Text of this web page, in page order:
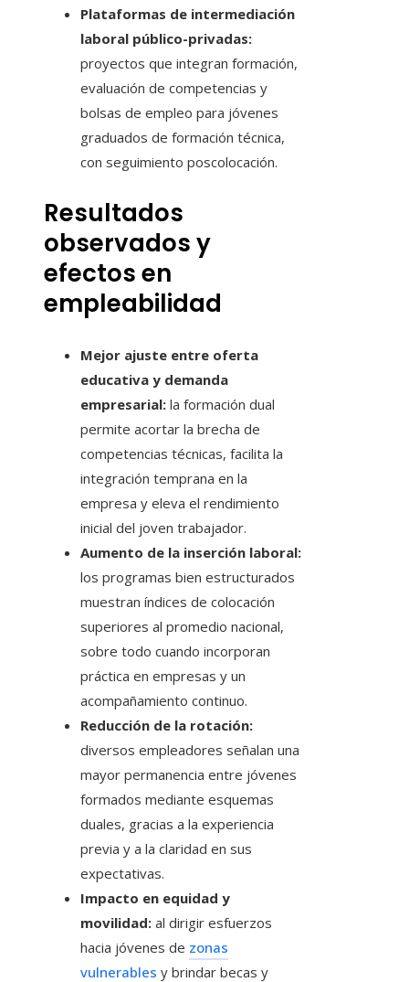
Plataformas de intermediación
laboral público-privadas:
proyectos que integran formación,
evaluación de competencias y
bolsas de empleo para jóvenes
graduados de formación técnica,
con seguimiento poscolocación.
Resultados
observados y
efectos en
empleabilidad
Mejor ajuste entre oferta
educativa y demanda
empresarial: la formación dual
permite acortar la brecha de
competencias técnicas, facilita la
integración temprana en la
empresa y eleva el rendimiento
inicial del joven trabajador.
Aumento de la inserción laboral:
los programas bien estructurados
muestran índices de colocación
superiores al promedio nacional,
sobre todo cuando incorporan
práctica en empresas y un
acompañamiento continuo.
Reducción de la rotación:
diversos empleadores señalan una
mayor permanencia entre jóvenes
formados mediante esquemas
duales, gracias a la experiencia
previa y a la claridad en sus
expectativas.
Impacto en equidad y
movilidad: al dirigir esfuerzos
hacia jóvenes de zonas
vulnerables y brindar becas y